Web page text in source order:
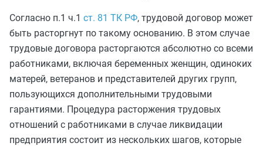
Согласно п.1 ч.1 ст. 81 ТК РФ, трудовой договор может
быть расторгнут по такому основанию. В этом случае
трудовые договора расторгаются абсолютно со всеми
работниками, включая беременных женщин, одиноких
матерей, ветеранов и представителей других групп,
пользующихся дополнительными трудовыми
гарантиями. Процедура расторжения трудовых
отношений с работниками в случае ликвидации
предприятия состоит из нескольких шагов, которые